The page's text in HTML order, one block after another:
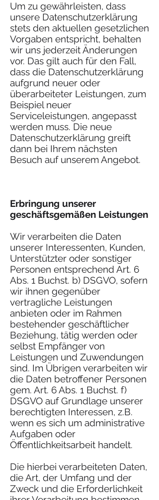
Um zu gewährleisten, dass
unsere Datenschutzerklärung
stets den aktuellen gesetzlichen
Vorgaben entspricht, behalten
wir uns jederzeit Änderungen
vor. Das gilt auch für den Fall,
dass die Datenschutzerklärung
aufgrund neuer oder
überarbeiteter Leistungen, zum
Beispiel neuer
Serviceleistungen, angepasst
werden muss. Die neue
Datenschutzerklärung greift
dann bei Ihrem nächsten
Besuch auf unserem Angebot.
Erbringung unserer
geschäftsgemäßen Leistungen
Wir verarbeiten die Daten
unserer Interessenten, Kunden,
Unterstützter oder sonstiger
Personen entsprechend Art. 6
Abs. 1 Buchst. b) DSGVO, sofern
wir ihnen gegenüber
vertragliche Leistungen
anbieten oder im Rahmen
bestehender geschäftlicher
Beziehung, tätig werden oder
selbst Empfänger von
Leistungen und Zuwendungen
sind. Im Übrigen verarbeiten wir
die Daten betroffener Personen
gem. Art. 6 Abs. 1 Buchst. f)
DSGVO auf Grundlage unserer
berechtigten Interessen, z.B.
wenn es sich um administrative
Aufgaben oder
Öffentlichkeitsarbeit handelt.
Die hierbei verarbeiteten Daten,
die Art, der Umfang und der
Zweck und die Erforderlichkeit